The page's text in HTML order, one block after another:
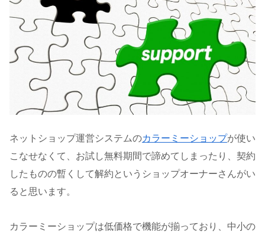
ネットショップ運営システムのカラーミーショップが使い
こなせなくて、お試し無料期間で諦めてしまったり、契約
したものの暫くして解約というショップオーナーさんがい
ると思います。
カラーミーショップは低価格で機能が揃っており、中小の